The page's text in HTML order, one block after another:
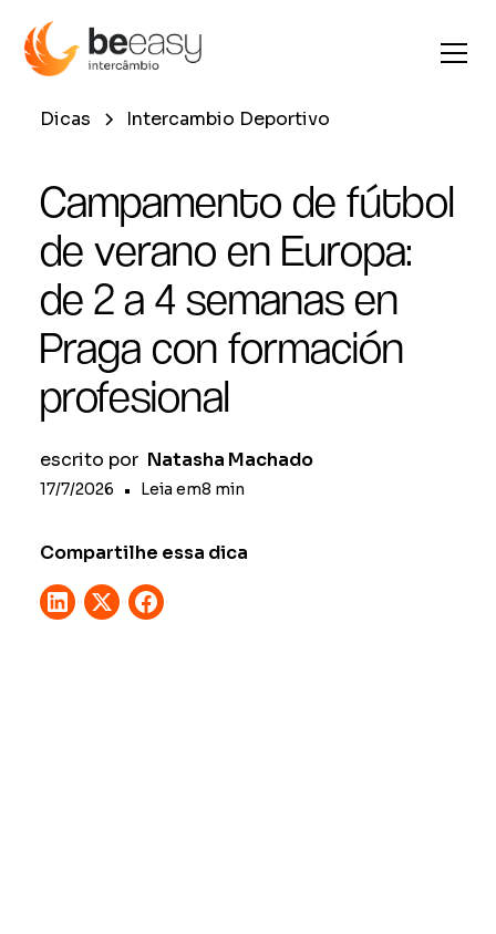
Dicas Intercambio Deportivo
Campamento de fútbol
de verano en Europa:
de 2 a 4 semanas en
Praga con formación
profesional
escrito por Natasha Machado
17/7/2026 • Leia em8 min
Compartilhe essa dica